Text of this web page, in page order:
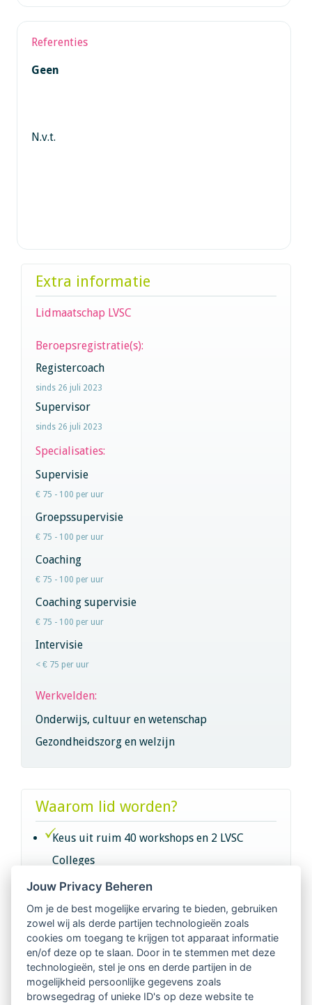
Referenties
Geen
N.v.t.
Extra informatie
Lidmaatschap LVSC
Beroepsregistratie(s):
Registercoach
sinds 26 juli 2023
Supervisor
sinds 26 juli 2023
Specialisaties:
Supervisie
€ 75 - 100 per uur
Groepssupervisie
€ 75 - 100 per uur
Coaching
€ 75 - 100 per uur
Coaching supervisie
€ 75 - 100 per uur
Intervisie
< € 75 per uur
Werkvelden:
Onderwijs, cultuur en wetenschap
Gezondheidszorg en welzijn
Waarom lid worden?
Keus uit ruim 40 workshops en 2 LVSC
Colleges
Intervisie met geregistreerde vakgenoten
Netwerk van 2100 professionals in 14
regio's
Vindbaar voor opdrachtgevers
Jouw Privacy Beheren
Om je de best mogelijke ervaring te bieden, gebruiken
zowel wij als derde partijen technologieën zoals
cookies om toegang te krijgen tot apparaat informatie
en/of deze op te slaan. Door in te stemmen met deze
technologieën, stel je ons en derde partijen in de
mogelijkheid persoonlijke gegevens zoals
browsegedrag of unieke ID's op deze website te